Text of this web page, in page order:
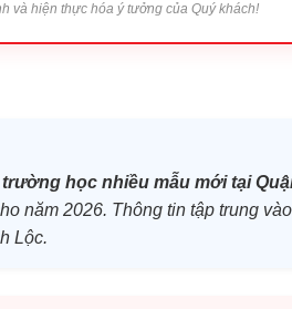
và hiện thực hóa ý tưởng của Quý khách!
học nhiều mẫu mới tại
năm 2026. Thông tin tập trung
Lộc.